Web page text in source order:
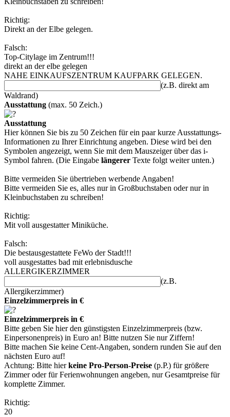
Richtig:
Direkt an der Elbe gelegen.
Falsch:
Top-Citylage im Zentrum!!!
direkt an der elbe gelegen
NAHE EINKAUFSZENTRUM KAUFPARK GELEGEN.
(z.B. direkt am
Waldrand)
Ausstattung (max. 50 Zeich.)
Ausstattung
Hier können Sie bis zu 50 Zeichen für ein paar kurze Ausstattungs-
Informationen zu Ihrer Einrichtung angeben. Diese wird bei den
Symbolen angezeigt, wenn Sie mit dem Mauszeiger über das i-
Symbol fahren. (Die Eingabe längerer Texte folgt weiter unten.)
Bitte vermeiden Sie übertrieben werbende Angaben!
Bitte vermeiden Sie es, alles nur in Großbuchstaben oder nur in
Kleinbuchstaben zu schreiben!
Richtig:
Mit voll ausgestatter Miniküche.
Falsch:
Die bestausgestattete FeWo der Stadt!!!
voll ausgestattes bad mit erlebnisdusche
ALLERGIKERZIMMER
(z.B.
Allergikerzimmer)
Einzelzimmerpreis in €
Einzelzimmerpreis in €
Bitte geben Sie hier den günstigsten Einzelzimmerpreis (bzw.
Einpersonenpreis) in Euro an! Bitte nutzen Sie nur Ziffern!
Bitte machen Sie keine Cent-Angaben, sondern runden Sie auf den
nächsten Euro auf!
Achtung: Bitte hierkeine Pro-Person-Preise (p.P.) für größere
Zimmer oder für Ferienwohnungen angeben, nur Gesamtpreise für
komplette Zimmer.
Richtig:
20